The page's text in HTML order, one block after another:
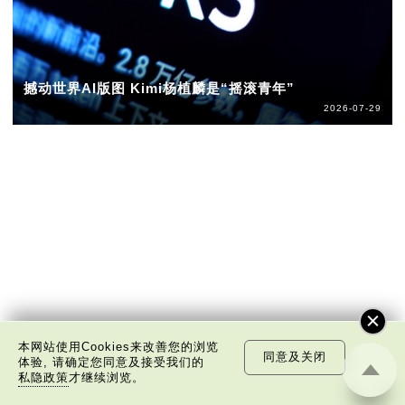
撼动世界AI版图 Kimi杨植麟是“摇滚青年”
2026-07-29
本网站使用Cookies来改善您的浏览
体验, 请确定您同意及接受我们的
私隐政策才继续浏览。
同意及关闭